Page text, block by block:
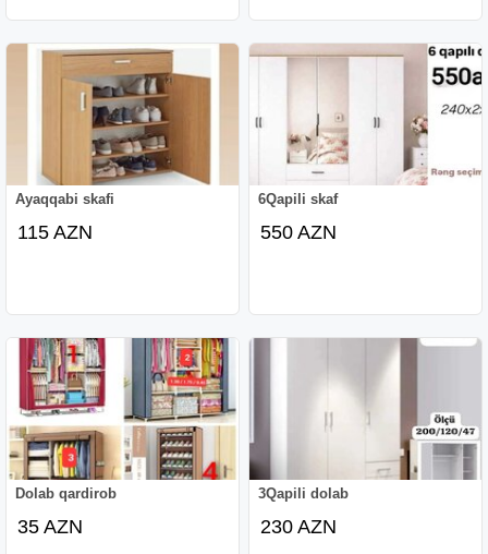
Ayaqqabi skafi
115 AZN
6Qapili skaf
550 AZN
Dolab qardirob
35 AZN
3Qapili dolab
230 AZN